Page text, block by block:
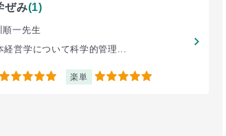
ぜみ(1)
順一先生
経営学について科学的管理...
5 楽単 5